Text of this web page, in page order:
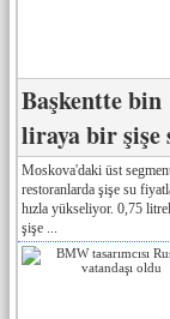
Başkentte bin
liraya bir şişe
Moskova'daki üst
restoranlarda şişe su
hızla yükseliyor. 0,75
şişe ...